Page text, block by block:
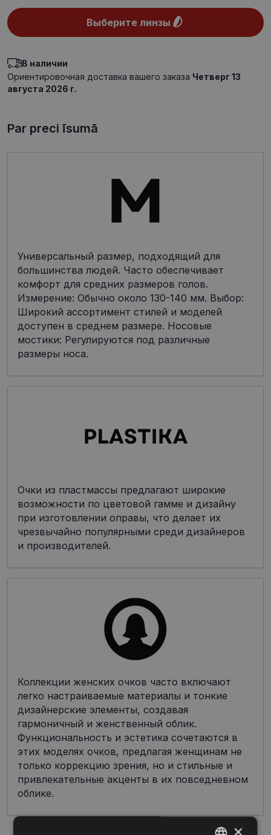
Выберите линзы
В наличии
Ориентировочная доставка вашего заказа Четверг 13
августа 2026 г.
Par preci īsumā
Универсальный размер, подходящий для
большинства людей. Часто обеспечивает
комфорт для средних размеров голов.
Измерение: Обычно около 130-140 мм. Выбор:
Широкий ассортимент стилей и моделей
доступен в среднем размере. Носовые
мостики: Регулируются под различные
размеры носа.
Очки из пластмассы предлагают широкие
возможности по цветовой гамме и дизайну
при изготовлении оправы, что делает их
чрезвычайно популярными среди дизайнеров
и производителей.
Коллекции женских очков часто включают
легко настраиваемые материалы и тонкие
дизайнерские элементы, создавая
гармоничный и женственный облик.
Функциональность и эстетика сочетаются в
этих моделях очков, предлагая женщинам не
только коррекцию зрения, но и стильные и
привлекательные акценты в их повседневном
облике.